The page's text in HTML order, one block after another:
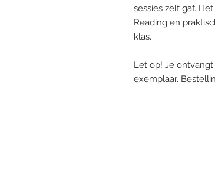
sessies zelf gaf.
Reading en
klas.
Let op! Je
exemplaar.